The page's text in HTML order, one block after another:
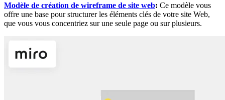
Modèle de création de wireframe de site web: Ce modèle vous
offre une base pour structurer les éléments clés de votre site Web,
que vous vous concentriez sur une seule page ou sur plusieurs.